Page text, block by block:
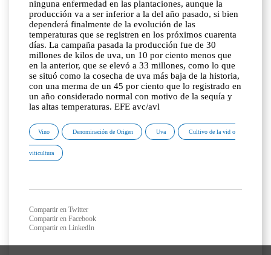
ninguna enfermedad en las plantaciones, aunque la
producción va a ser inferior a la del año pasado, si bien
dependerá finalmente de la evolución de las
temperaturas que se registren en los próximos cuarenta
días. La campaña pasada la producción fue de 30
millones de kilos de uva, un 10 por ciento menos que
en la anterior, que se elevó a 33 millones, como lo que
se situó como la cosecha de uva más baja de la historia,
con una merma de un 45 por ciento que lo registrado en
un año considerado normal con motivo de la sequía y
las altas temperaturas. EFE avc/avl
Vino Denominación de Origen Uva Cultivo de la vid o
viticultura
Compartir en Twitter
Compartir en Facebook
Compartir en LinkedIn